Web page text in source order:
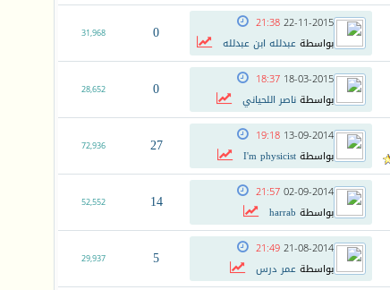
22-11-2015
21:38
بواسطةعبدلله ابن عبدلله 0
31,968
18-03-2015
18:37
بواسطةناصر اللحياني 0
28,652
13-09-2014
19:18
بواسطةI'm physicist
27
72,936
02-09-2014
21:57
بواسطة harrab
14
52,552
21-08-2014
21:49
بواسطةعمر درس 5
29,937